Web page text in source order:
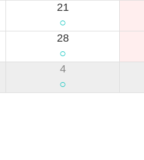
21
○
28
○
4
○